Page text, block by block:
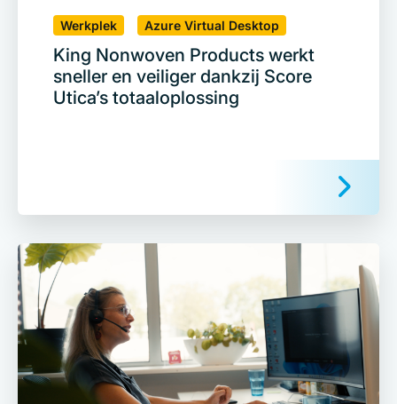
Werkplek Azure Virtual Desktop
King Nonwoven Products werkt
sneller en veiliger dankzij Score
Utica’s totaaloplossing